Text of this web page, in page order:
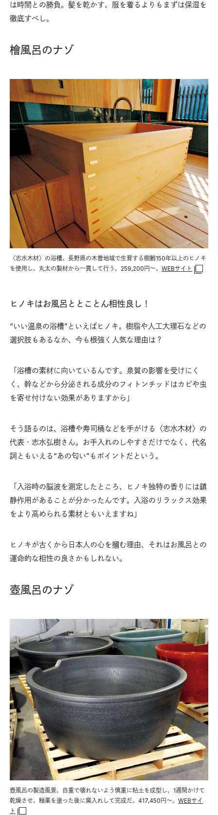
は時間との勝負。髪を乾かす、服を着るよりもまずは保湿を
徹底すべし。
檜風呂のナゾ
〈志水木材〉の浴槽。長野県の木曽地域で生育する樹齢150年以上のヒノキ
を使用し、丸太の製材から一貫して行う。259,200円〜。 WEBサイト
ヒノキはお風呂ととことん相性良し！
“いい温泉の浴槽”といえばヒノキ。樹脂や人工大理石などの
選択肢もあるなか、今も根強く人気な理由は？
「浴槽の素材に向いているんです。泉質の影響を受けにく
く、幹などから分泌される成分のフィトンチッドはカビや虫
を寄せ付けない効果がありますから」
そう語るのは、浴槽や寿司桶などを手がける〈志水木材〉の
代表・志水弘樹さん。お手入れのしやすさだけでなく、代名
詞ともいえる“あの匂い”もポイントだという。
「入浴時の脳波を測定したところ、ヒノキ独特の香りには鎮
静作用があることが分かったんです。入浴のリラックス効果
をより高められる素材ともいえますね」
ヒノキが古くから日本人の心を摑む理由、それはお風呂との
運命的な相性の良さかもしれない。
壺風呂のナゾ
壺風呂の製造風景。自重で壊れないよう慎重に粘土を成型し、1週間かけて
乾燥させ、釉薬を塗った後に窯入れして完成だ。417,450円〜。 WEBサイ
ト